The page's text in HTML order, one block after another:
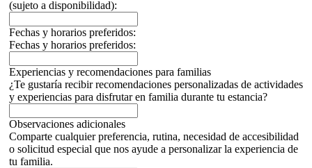
(sujeto a disponibilidad):
Fechas y horarios preferidos:
Fechas y horarios preferidos:
Experiencias y recomendaciones para familias
¿Te gustaría recibir recomendaciones personalizadas de actividades
y experiencias para disfrutar en familia durante tu estancia?
Observaciones adicionales
Comparte cualquier preferencia, rutina, necesidad de accesibilidad
o solicitud especial que nos ayude a personalizar la experiencia de
tu familia.